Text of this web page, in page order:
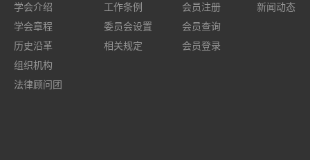
学会介绍
学会章程
历史沿革
组织机构
法律顾问团
工作条例
委员会设置
相关规定
会员注册
会员查询
会员登录
新闻动态